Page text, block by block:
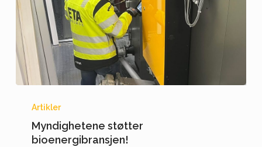
støtter
Artikler
Myndighetene støtter
bioenergibransjen!